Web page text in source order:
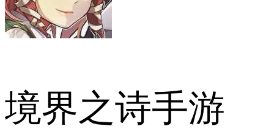
境界之诗手游